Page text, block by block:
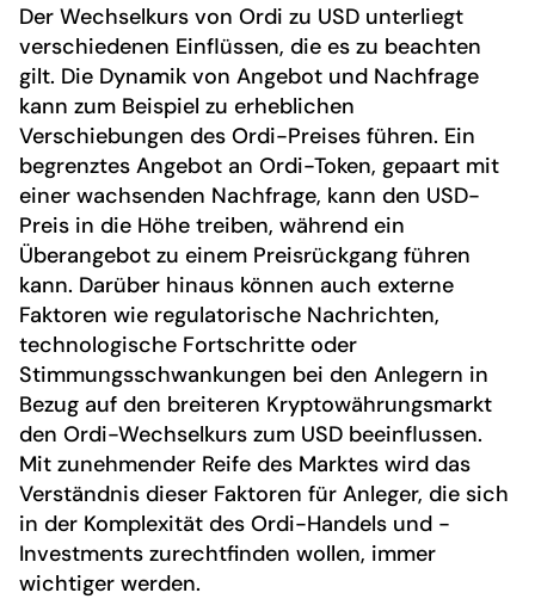
Der Wechselkurs von Ordi zu USD unterliegt
verschiedenen Einflüssen, die es zu beachten
gilt. Die Dynamik von Angebot und Nachfrage
kann zum Beispiel zu erheblichen
Verschiebungen des Ordi-Preises führen. Ein
begrenztes Angebot an Ordi-Token, gepaart mit
einer wachsenden Nachfrage, kann den USD-
Preis in die Höhe treiben, während ein
Überangebot zu einem Preisrückgang führen
kann. Darüber hinaus können auch externe
Faktoren wie regulatorische Nachrichten,
technologische Fortschritte oder
Stimmungsschwankungen bei den Anlegern in
Bezug auf den breiteren Kryptowährungsmarkt
den Ordi-Wechselkurs zum USD beeinflussen.
Mit zunehmender Reife des Marktes wird das
Verständnis dieser Faktoren für Anleger, die sich
in der Komplexität des Ordi-Handels und -
Investments zurechtfinden wollen, immer
wichtiger werden.